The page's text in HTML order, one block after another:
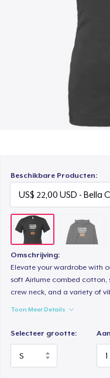
Beschikbare Producten:
Omschrijving:
Elevate your wardrobe with
soft Airlume combed cotton,
crew neck, and a variety of
Toon Meer Details
Selecteer grootte:
US$ 15,00